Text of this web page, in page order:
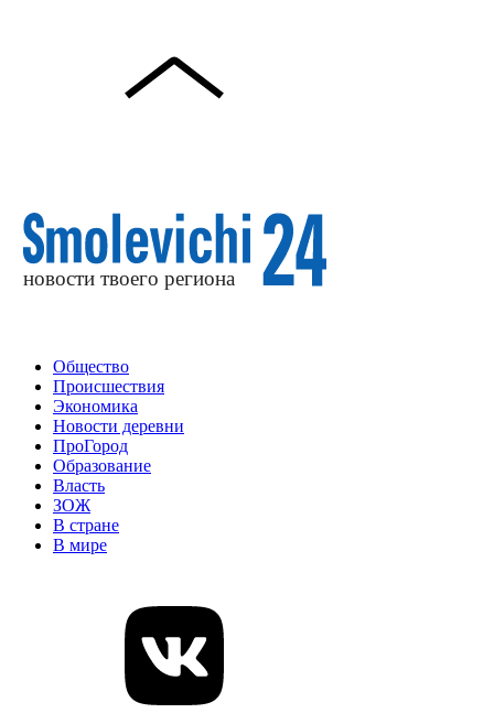
Общество
Происшествия
Экономика
Новости деревни
ПроГород
Образование
Власть
ЗОЖ
В стране
В мире